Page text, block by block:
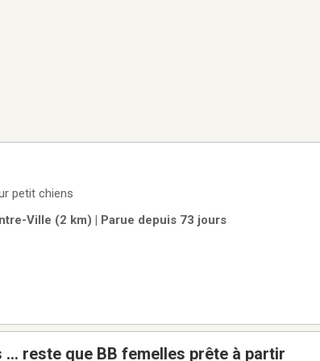
petit chiens
Ville (2 km) | Parue depuis 73 jours
Highland lynx 3 gènes … reste que BB femelles prête à partir